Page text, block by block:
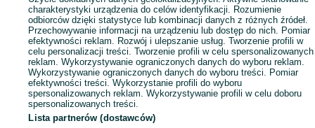
charakterystyki urządzenia do celów identyfikacji. Rozumienie
odbiorców dzięki statystyce lub kombinacji danych z różnych źródeł.
Przechowywanie informacji na urządzeniu lub dostęp do nich. Pomiar
efektywności reklam. Rozwój i ulepszanie usług. Tworzenie profili w
celu personalizacji treści. Tworzenie profili w celu spersonalizowanych
reklam. Wykorzystywanie ograniczonych danych do wyboru reklam.
Wykorzystywanie ograniczonych danych do wyboru treści. Pomiar
efektywności treści. Wykorzystanie profili do wyboru
spersonalizowanych reklam. Wykorzystywanie profili w celu doboru
spersonalizowanych treści.
Lista partnerów (dostawców)